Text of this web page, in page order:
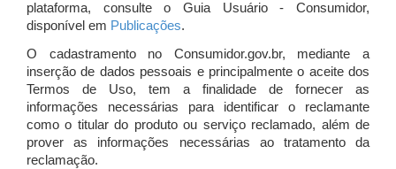
plataforma, consulte o Guia Usuário - Consumidor,
disponível em Publicações.
O cadastramento no Consumidor.gov.br, mediante a
inserção de dados pessoais e principalmente o aceite dos
Termos de Uso, tem a finalidade de fornecer as
informações necessárias para identificar o reclamante
como o titular do produto ou serviço reclamado, além de
prover as informações necessárias ao tratamento da
reclamação.